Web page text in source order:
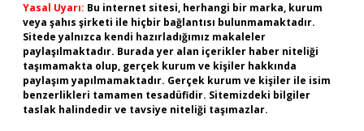
Yasal Uyarı: Bu internet sitesi, herhangi bir marka, kurum
veya şahıs şirketi ile hiçbir bağlantısı bulunmamaktadır.
Sitede yalnızca kendi hazırladığımız makaleler
paylaşılmaktadır. Burada yer alan içerikler haber niteliği
taşımamakta olup, gerçek kurum ve kişiler hakkında
paylaşım yapılmamaktadır. Gerçek kurum ve kişiler ile isim
benzerlikleri tamamen tesadüfidir. Sitemizdeki bilgiler
taslak halindedir ve tavsiye niteliği taşımazlar.